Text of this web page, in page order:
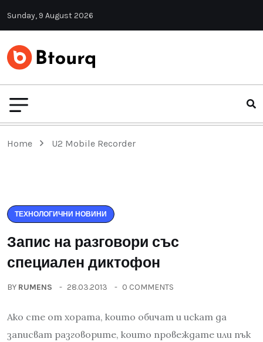
Sunday, 9 August 2026
Home U2 Mobile Recorder
ТЕХНОЛОГИЧНИ НОВИНИ
Запис на разговори със
специален диктофон
BY RUMENS 28.03.2013 0 COMMENTS
Ако сте от хората, които обичат и искат да
записват разговорите, които провеждате или пък